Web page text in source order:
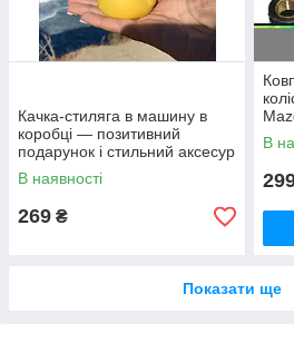
Качка-стиляга в машину в
коробці — позитивний
подарунок і стильний аксесур
В наявності
269 ₴
В
Показати ще